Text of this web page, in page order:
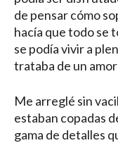
de pensar cómo
hacía que todo se
se podía vivir a
trataba de un
Me arreglé sin
estaban copadas
gama de detalles